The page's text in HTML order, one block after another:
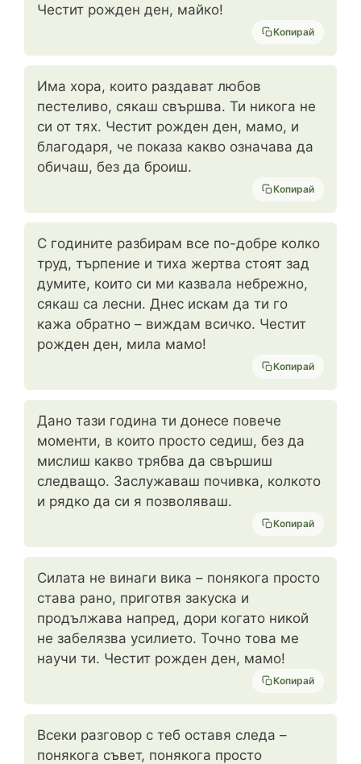
Честит рожден ден, майко!
Копирай
Има хора, които раздават любов
пестеливо, сякаш свършва. Ти никога не
си от тях. Честит рожден ден, мамо, и
благодаря, че показа какво означава да
обичаш, без да броиш.
Копирай
С годините разбирам все по-добре колко
труд, търпение и тиха жертва стоят зад
думите, които си ми казвала небрежно,
сякаш са лесни. Днес искам да ти го
кажа обратно – виждам всичко. Честит
рожден ден, мила мамо!
Копирай
Дано тази година ти донесе повече
моменти, в които просто седиш, без да
мислиш какво трябва да свършиш
следващо. Заслужаваш почивка, колкото
и рядко да си я позволяваш.
Копирай
Силата не винаги вика – понякога просто
става рано, приготвя закуска и
продължава напред, дори когато никой
не забелязва усилието. Точно това ме
научи ти. Честит рожден ден, мамо!
Копирай
Всеки разговор с теб оставя следа –
понякога съвет, понякога просто